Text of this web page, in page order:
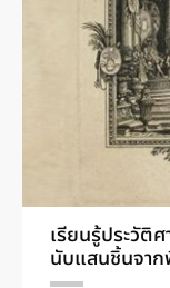
เรียนรู้ประวัติ
นับแสนชิ้นจา